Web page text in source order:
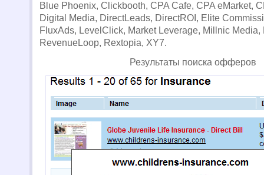
Blue Phoenix, Clickbooth, CPA Cafe, CPA eMarket,
Digital Media, DirectLeads, DirectROI, Elite
FluxAds, LevelClick, Market Leverage, Millnic Media,
RevenueLoop, Rextopia, XY7.
Результаты поиска офферов